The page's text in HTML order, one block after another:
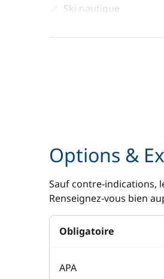
Ski nautique
Options &
Sauf contre-indications,
Renseignez-vous bien
Obligatoire
APA